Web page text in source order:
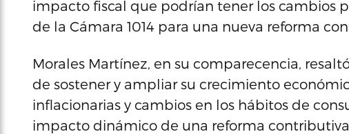
impacto fiscal que podrían tener los cambios
de la Cámara 1014 para una nueva reforma
Morales Martínez, en su comparecencia,
de sostener y ampliar su crecimiento
inflacionarias y cambios en los hábitos de
impacto dinámico de una reforma